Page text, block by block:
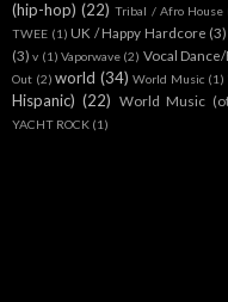
(hip-hop) (22) Tribal / Afro House
TWEE (1) UK / Happy Hardcore (3)
(3) v (1) Vaporwave (2) Vocal Dance/
Out (2) world (34) World Music (1)
Hispanic) (22) World Music
YACHT ROCK (1)